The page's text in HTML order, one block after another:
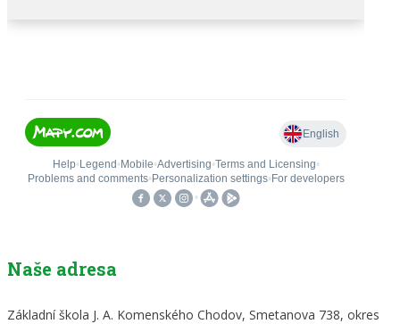
Naše adresa
Základní škola J. A. Komenského Chodov, Smetanova 738, okres